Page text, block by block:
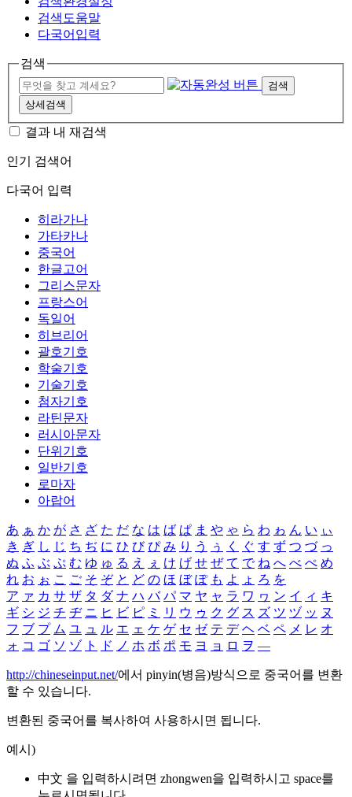
검색도움말
다국어입력
검색
검색
상세검색
결과 내 재검색
인기 검색어
다국어 입력
히라가나
가타카나
중국어
한글고어
그리스문자
프랑스어
독일어
히브리어
괄호기호
학술기호
기술기호
첨자기호
라틴문자
러시아문자
단위기호
일반기호
로마자
아랍어
あ ぁ か が さ ざ た だ な は ば ぱ ま や ゃ ら わ ゎ ん い ぃ
き ぎ し じ ち ぢ に ひ び ぴ み り う ぅ く ぐ す ず つ づ っ
ぬ ふ ぶ ぷ む ゆ ゅ る え ぇ け げ せ ぜ て で ね へ べ ぺ め
れ お ぉ こ ご そ ぞ と ど の ほ ぼ ぽ も よ ょ ろ を
ア ァ カ サ ザ タ ダ ナ ハ バ パ マ ヤ ャ ラ ワ ヮ ン イ ィ キ
ギ シ ジ チ ヂ ニ ヒ ビ ピ ミ リ ウ ゥ ク グ ス ズ ツ ヅ ッ ヌ
フ ブ プ ム ユ ュ ル エ ェ ケ ゲ セ ゼ テ デ ヘ ベ ペ メ レ オ
ォ コ ゴ ソ ゾ ト ド ノ ホ ボ ポ モ ヨ ョ ロ ヲ ―
http://chineseinput.net/에서 pinyin(병음)방식으로 중국어를 변환
할 수 있습니다.
변환된 중국어를 복사하여 사용하시면 됩니다.
예시)
中文 을 입력하시려면 zhongwen을 입력하시고 space를